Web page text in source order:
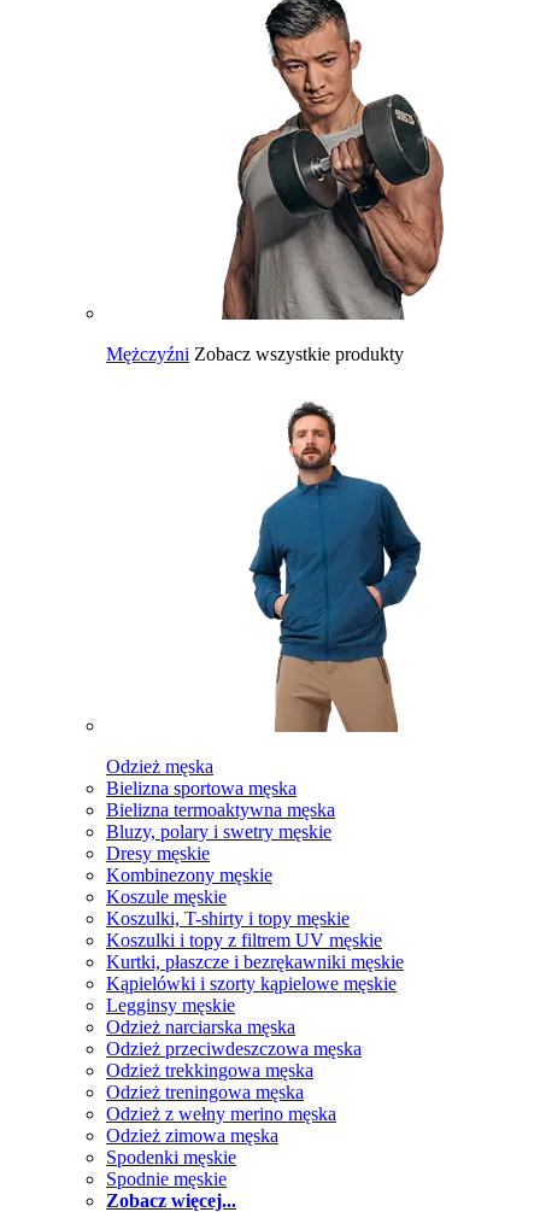
Mężczyźni Zobacz wszystkie produkty
Odzież męska
Bielizna sportowa męska
Bielizna termoaktywna męska
Bluzy, polary i swetry męskie
Dresy męskie
Kombinezony męskie
Koszule męskie
Koszulki, T-shirty i topy męskie
Koszulki i topy z filtrem UV męskie
Kurtki, płaszcze i bezrękawniki męskie
Kąpielówki i szorty kąpielowe męskie
Legginsy męskie
Odzież narciarska męska
Odzież przeciwdeszczowa męska
Odzież trekkingowa męska
Odzież treningowa męska
Odzież z wełny merino męska
Odzież zimowa męska
Spodenki męskie
Spodnie męskie
Zobacz więcej...